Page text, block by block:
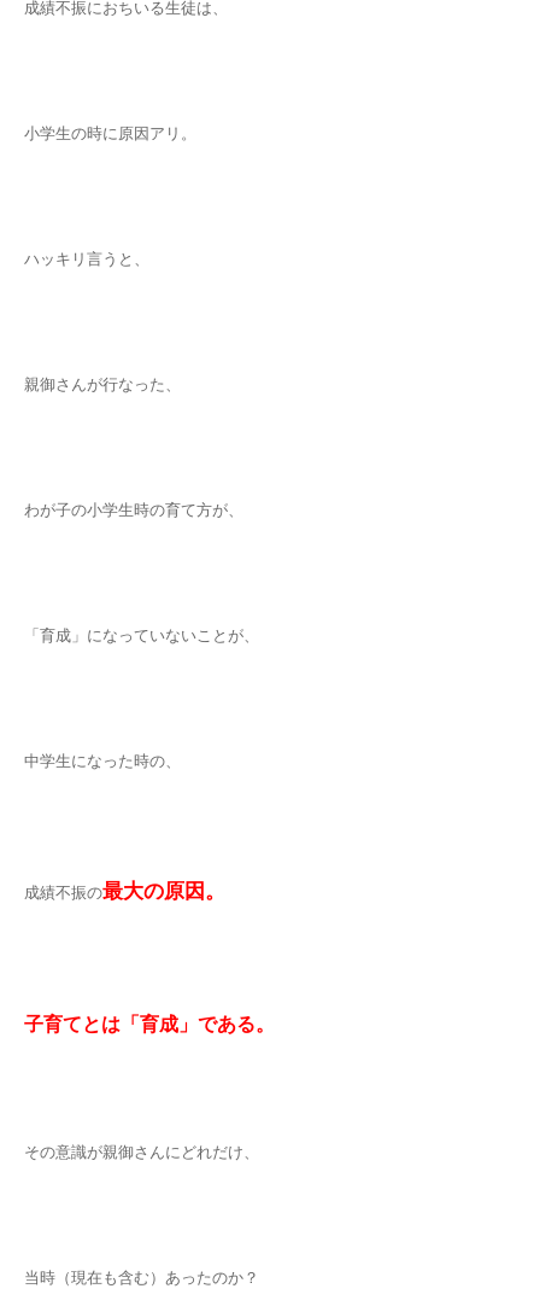
成績不振におちいる生徒は、
小学生の時に原因アリ。
ハッキリ言うと、
親御さんが行なった、
わが子の小学生時の育て方が、
「育成」になっていないことが、
中学生になった時の、
成績不振の最大の原因。
子育てとは「育成」である。
その意識が親御さんにどれだけ、
当時（現在も含む）あったのか？